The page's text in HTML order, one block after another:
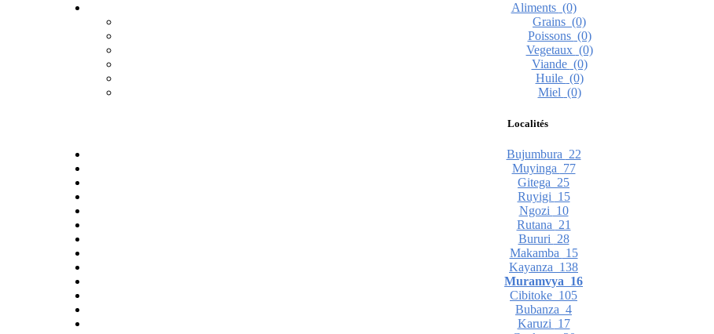
Aliments (0)
Grains (0)
Poissons (0)
Vegetaux (0)
Viande (0)
Huile (0)
Miel (0)
Localités
Bujumbura 22
Muyinga 77
Gitega 25
Ruyigi 15
Ngozi 10
Rutana 21
Bururi 28
Makamba 15
Kayanza 138
Muramvya 16
Cibitoke 105
Bubanza 4
Karuzi 17